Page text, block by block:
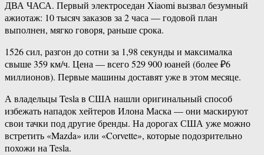
ДВА ЧАСА. Первый электроседан Xiaomi вызвал безумный
ажиотаж: 10 тысяч заказов за 2 часа — годовой план
выполнен, мягко говоря, раньше срока.
1526 сил, разгон до сотни за 1,98 секунды и максималка
свыше 359 км/ч. Цена — всего 529 900 юаней (более ₽6
миллионов). Первые машины доставят уже в этом месяце.
А владельцы Tesla в США нашли оригинальный способ
избежать нападок хейтеров Илона Маска — они маскируют
свои тачки под другие бренды. На дорогах США уже можно
встретить «Mazda» или «Corvette», которые подозрительно
похожи на Tesla.